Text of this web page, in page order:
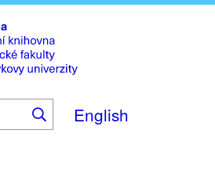
to
main
content
English